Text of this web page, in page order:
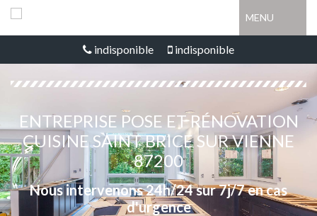
MENU
indisponible indisponible
ENTREPRISE POSE ET RÉNOVATION
CUISINE SAINT BRICE SUR VIENNE
87200
Nous intervenons 24h/24 sur 7j/7 en cas
d'urgence